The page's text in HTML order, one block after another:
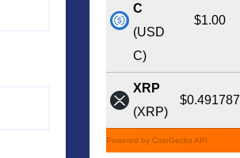
C
(USD
C)
$1.00
XRP
(XRP)
$0.491787
Powered by CoinGecko API